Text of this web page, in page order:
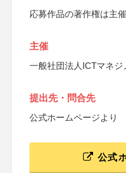
応募作品の著作権は主
主催
一般社団法人ICTマネジ
提出先・問合先
公式ホームページより
公式